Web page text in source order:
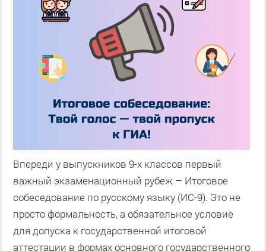
Впереди у выпускников 9-х классов первый
важный экзаменационный рубеж – Итоговое
собеседование по русскому языку (ИС-9). Это не
просто формальность, а обязательное условие
для допуска к государственной итоговой
аттестации в формах основного государственного